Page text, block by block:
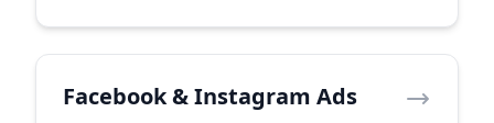
Facebook & Instagram Ads